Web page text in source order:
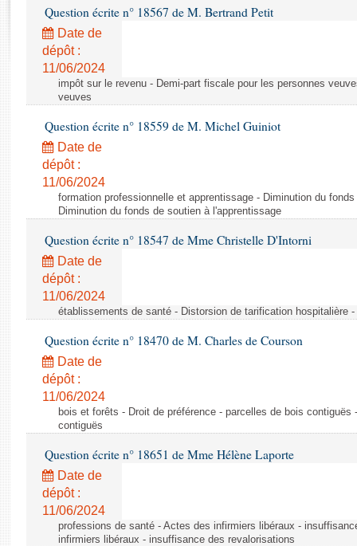
Rapports législatifs
Rapports sur l'application des lois
Baromètre de l’application des lois
Dossiers législatifs
Budget et sécurité sociale
Questions écrites et orales
Comptes rendus des débats
Question écrite n° 18567 de M. Bertrand Petit
Date de
dépôt :
11/06/2024
impôt sur le revenu - Demi-part fiscale pour les personnes
veuves
Question écrite n° 18559 de M. Michel Guiniot
Date de
dépôt :
11/06/2024
formation professionnelle et apprentissage - Diminution du
Diminution du fonds de soutien à l'apprentissage
Question écrite n° 18547 de Mme Christelle D'Intorni
Date de
dépôt :
11/06/2024
établissements de santé - Distorsion de tarification hospitalière
Question écrite n° 18470 de M. Charles de Courson
Date de
dépôt :
11/06/2024
bois et forêts - Droit de préférence - parcelles de bois
contiguës
Question écrite n° 18651 de Mme Hélène Laporte
Date de
dépôt :
11/06/2024
professions de santé - Actes des infirmiers libéraux -
infirmiers libéraux - insuffisance des revalorisations